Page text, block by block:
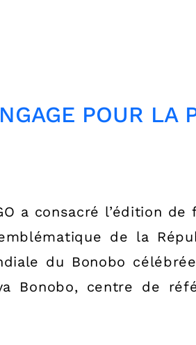
POUR LA
a consacré l’édition de
de la
du Bonobo
Bonobo, centre de